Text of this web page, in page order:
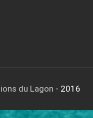
du Lagon - 2016